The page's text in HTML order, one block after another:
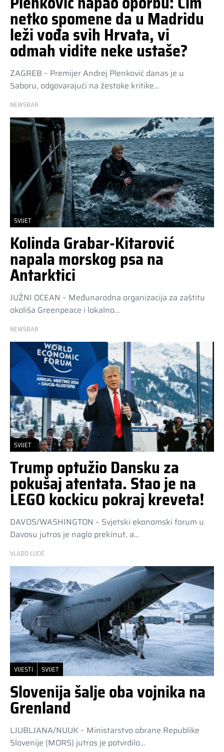
netko spomene da u Madridu
leži vođa svih Hrvata, vi
odmah vidite neke ustaše?
ZAGREB – Premijer Andrej Plenković danas je u
Saboru, odgovarajući na žestoke kritike…
NEWSBAR
SVIJET
Kolinda Grabar-Kitarović
napala morskog psa na
Antarktici
JUŽNI OCEAN – Međunarodna organizacija za zaštitu
okoliša Greenpeace i lokalno…
NEWSBAR
SVIJET
Trump optužio Dansku za
pokušaj atentata. Stao je na
LEGO kockicu pokraj kreveta!
DAVOS/WASHINGTON – Svjetski ekonomski forum u
Davosu jutros je naglo prekinut, a…
VLADO LUCIĆ
VIJESTI SVIJET
Slovenija šalje oba vojnika na
Grenland
LJUBLJANA/NUUK – Ministarstvo obrane Republike
Slovenije (MORS) jutros je potvrdilo…